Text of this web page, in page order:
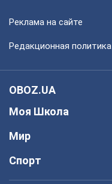
Реклама на сайте
Редакционная политика
OBOZ.UA
Моя Школа
Мир
Спорт